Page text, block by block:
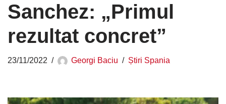
Sanchez: „Primul
rezultat concret”
23/11/2022 Georgi Baciu Știri Spania